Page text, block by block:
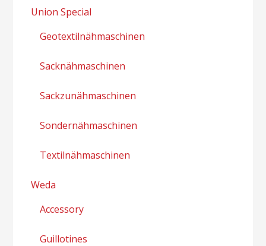
Union Special
Geotextilnähmaschinen
Sacknähmaschinen
Sackzunähmaschinen
Sondernähmaschinen
Textilnähmaschinen
Weda
Accessory
Guillotines